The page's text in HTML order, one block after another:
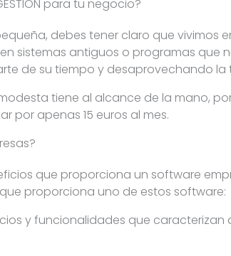
para tu negocio?
debes tener claro que vivimos
sistemas antiguos o programas que
de su tiempo y desaprovechando la
tiene al alcance de la mano,
por apenas 15 euros al mes.
que proporciona un software
proporciona uno de estos software:
y funcionalidades que caracterizan